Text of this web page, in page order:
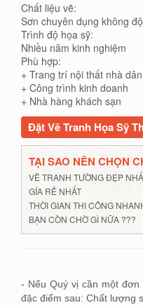
Chất liệu vẽ:
Sơn chuyên dụng không
Trình độ họa sỹ:
Nhiều năm kinh nghiệm
Phù hợp:
+ Trang trí nội thất nhà dân
+ Công trình kinh doanh
+ Nhà hàng khách sạn
Đặt Vẽ Tranh Họa Sỹ
TẠI SAO NÊN CHỌN
VẼ TRANH TƯỜNG ĐẸP
GÍA RẺ NHẤT
THỜI GIAN THI CÔNG
BẠN CÒN CHỜ GÌ NỮA ???
- Nếu Quý vị cần một đơn
đặc điểm sau: Chất lượng